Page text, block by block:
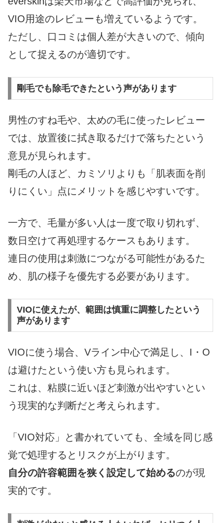
VIO用途のレビューも増えているようです。
ただし、口コミは個人差が大きいので、傾向
として捉えるのが適切です。
剛毛でも除毛できたという声があります
男性のすね毛や、太めの毛に使ったレビュー
では、放置後に拭き取るだけで落ちたという
意見が見られます。
剛毛の人ほど、カミソリよりも「肌表面を削
りにくい」点にメリットを感じやすいです。
一方で、毛量が多い人は一度で取り切れず、
数日空けて再処理するケースもあります。
連日の使用は刺激につながる可能性があるた
め、肌の様子を優先する必要があります。
VIOに使えたが、範囲は慎重に調整したという
声があります
VIOに使う場合、Vライン中心で満足し、I・O
は避けたという使い方も見られます。
これは、粘膜に近いほど刺激が出やすいとい
う現実的な判断だと考えられます。
「VIO対応」と書かれていても、全域を同じ感
覚で処理するとリスクが上がります。
自分の許容範囲を狭く設定して始めるのが現
実的です。